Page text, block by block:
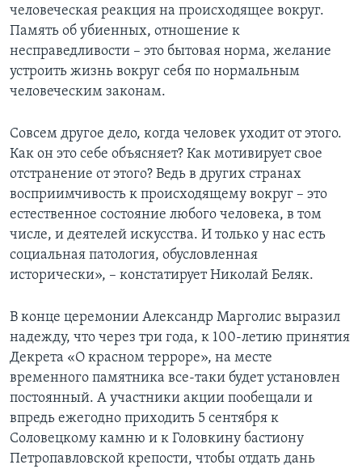
человеческая реакция на происходящее вокруг.
Память об убиенных, отношение к
несправедливости – это бытовая норма, желание
устроить жизнь вокруг себя по нормальным
человеческим законам.
Совсем другое дело, когда человек уходит от этого.
Как он это себе объясняет? Как мотивирует свое
отстранение от этого? Ведь в других странах
восприимчивость к происходящему вокруг – это
естественное состояние любого человека, в том
числе, и деятелей искусства. И только у нас есть
социальная патология, обусловленная
исторически», – констатирует Николай Беляк.
В конце церемонии Александр Марголис выразил
надежду, что через три года, к 100-летию принятия
Декрета «О красном терроре», на месте
временного памятника все-таки будет установлен
постоянный. А участники акции пообещали и
впредь ежегодно приходить 5 сентября к
Соловецкому камню и к Головкину бастиону
Петропавловской крепости, чтобы отдать дань